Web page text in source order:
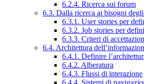
6.2.4. Ricerca sui forum
6.3. Dalla ricerca ai bisogni
6.3.1. User stories per
6.3.2. Job stories per
6.3.3. Criteri di
6.4. Architettura
6.4.1. Definire
6.4.2. Alberatura
6.4.3. Flussi di interazione
6.4.4. Sistemi di